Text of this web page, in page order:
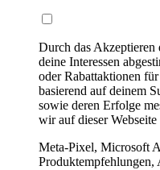
Durch das
deine Interessen
oder Rabattaktionen
basierend auf deinem
sowie deren Erfolge
wir auf dieser
Meta-Pixel, Microsoft
Produktempfehlungen,